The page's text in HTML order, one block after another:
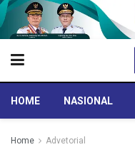
HOME NASIONAL
Home Advetorial